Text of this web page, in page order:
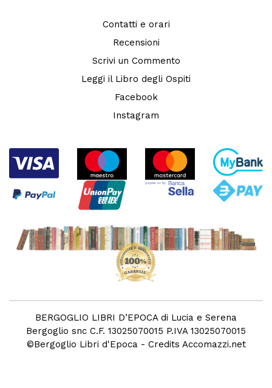
Contatti e orari
Recensioni
Scrivi un Commento
Leggi il Libro degli Ospiti
Facebook
Instagram
BERGOGLIO LIBRI D’EPOCA di Lucia e Serena
Bergoglio snc C.F. 13025070015 P.IVA 13025070015
©Bergoglio Libri d'Epoca - Credits Accomazzi.net